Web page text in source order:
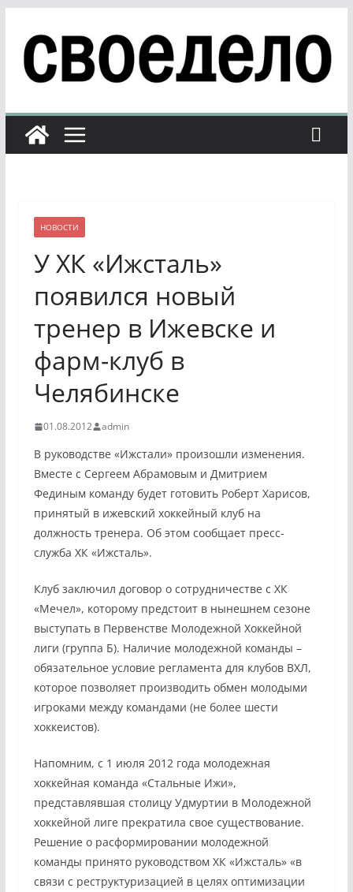
содержимому
НОВОСТИ
У ХК «Ижсталь»
появился новый
тренер в Ижевске и
фарм-клуб в
Челябинске
01.08.2012 admin
В руководстве «Ижстали» произошли изменения.
Вместе с Сергеем Абрамовым и Дмитрием
Фединым команду будет готовить Роберт Харисов,
принятый в ижевский хоккейный клуб на
должность тренера. Об этом сообщает пресс-
служба ХК «Ижсталь».
Клуб заключил договор о сотрудничестве с ХК
«Мечел», которому предстоит в нынешнем сезоне
выступать в Первенстве Молодежной Хоккейной
лиги (группа Б). Наличие молодежной команды –
обязательное условие регламента для клубов ВХЛ,
которое позволяет производить обмен молодыми
игроками между командами (не более шести
хоккеистов).
Напомним, с 1 июля 2012 года молодежная
хоккейная команда «Стальные Ижи»,
представлявшая столицу Удмуртии в Молодежной
хоккейной лиге прекратила свое существование.
Решение о расформировании молодежной
команды принято руководством ХК «Ижсталь» «в
связи с реструктуризацией в целях оптимизации